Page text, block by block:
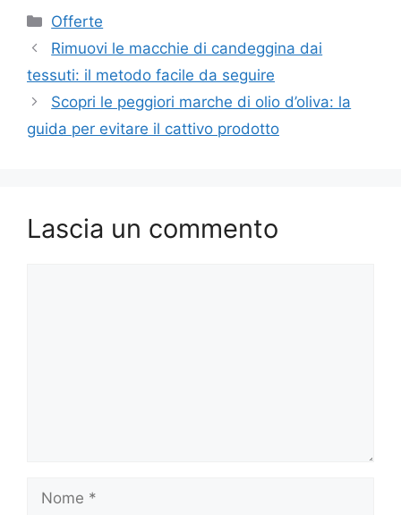
Categorie
Offerte
Rimuovi le macchie di candeggina dai
tessuti: il metodo facile da seguire
Scopri le peggiori marche di olio d’oliva: la
guida per evitare il cattivo prodotto
Lascia un commento
Nome